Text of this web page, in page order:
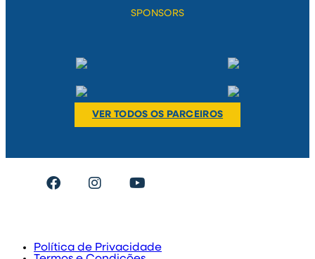
SPONSORS
VER TODOS OS PARCEIROS
Política de Privacidade